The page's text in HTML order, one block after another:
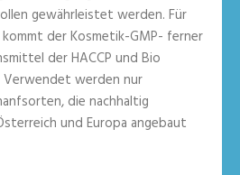
gewährleistet werden. Für
der Kosmetik-GMP- ferner
der HACCP und Bio
Verwendet werden nur
die nachhaltig
und Europa angebaut